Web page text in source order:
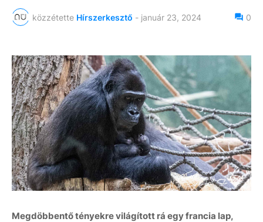
közzétette Hírszerkesztő - január 23, 2024 0
Megdöbbentő tényekre világított rá egy francia lap,